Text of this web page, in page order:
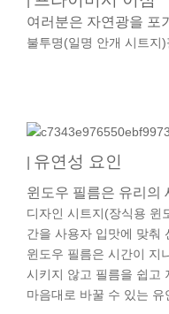
여러분은 자연광을 포
불투명(일명 안개 시트지
유연성 요인
윈도우 필름은 유리의
디자인 시트지(장식용 윈
간을 사용자 입맛에 맞춰
윈도우 필름은 시간이 지
시키지 않고 필름을 쉽고
마음대로 바꿀 수 있는 유